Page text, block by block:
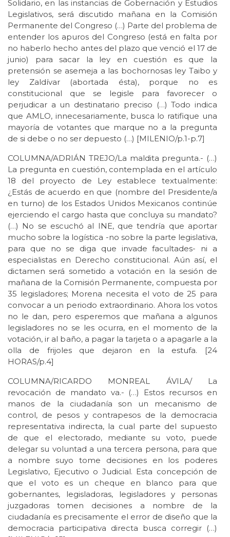
Solidario, en las instancias de Gobernación y Estudios
Legislativos, será discutido mañana en la Comisión
Permanente del Congreso (…) Parte del problema de
entender los apuros del Congreso (está en falta por
no haberlo hecho antes del plazo que venció el 17 de
junio) para sacar la ley en cuestión es que la
pretensión se asemeja a las bochornosas ley Taibo y
ley Zaldívar (abortada ésta), porque no es
constitucional que se legisle para favorecer o
perjudicar a un destinatario preciso (…) Todo indica
que AMLO, innecesariamente, busca lo ratifique una
mayoría de votantes que marque no a la pregunta
de si debe o no ser depuesto (…) [MILENIO/p.1-p.7]
COLUMNA/ADRIÁN TREJO/La maldita pregunta.- (…)
La pregunta en cuestión, contemplada en el artículo
18 del proyecto de Ley establece textualmente:
¿Estás de acuerdo en que (nombre del Presidente/a
en turno) de los Estados Unidos Mexicanos continúe
ejerciendo el cargo hasta que concluya su mandato?
(…) No se escuchó al INE, que tendría que aportar
mucho sobre la logística -no sobre la parte legislativa,
para que no se diga que invade facultades- ni a
especialistas en Derecho constitucional. Aún así, el
dictamen será sometido a votación en la sesión de
mañana de la Comisión Permanente, compuesta por
35 legisladores; Morena necesita el voto de 25 para
convocar a un periodo extraordinario. Ahora los votos
no le dan, pero esperemos que mañana a algunos
legisladores no se les ocurra, en el momento de la
votación, ir al baño, a pagar la tarjeta o a apagarle a la
olla de frijoles que dejaron en la estufa. [24
HORAS/p.4]
COLUMNA/RICARDO MONREAL ÁVILA/ La
revocación de mandato va.- (…) Estos recursos en
manos de la ciudadanía son un mecanismo de
control, de pesos y contrapesos de la democracia
representativa indirecta, la cual parte del supuesto
de que el electorado, mediante su voto, puede
delegar su voluntad a una tercera persona, para que
a nombre suyo tome decisiones en los poderes
Legislativo, Ejecutivo o Judicial. Esta concepción de
que el voto es un cheque en blanco para que
gobernantes, legisladoras, legisladores y personas
juzgadoras tomen decisiones a nombre de la
ciudadanía es precisamente el error de diseño que la
democracia participativa directa busca corregir (…)